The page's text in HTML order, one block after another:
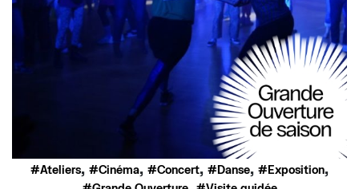
Ateliers, Cinéma, Concert, Danse, Exposition,